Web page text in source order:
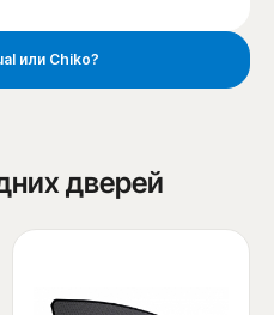
или Chiko?
дверей